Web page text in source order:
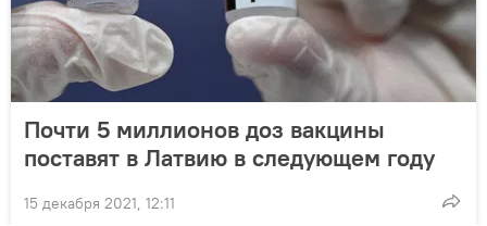
Почти 5 миллионов доз вакцины
поставят в Латвию в следующем году
15 декабря 2021, 12:11